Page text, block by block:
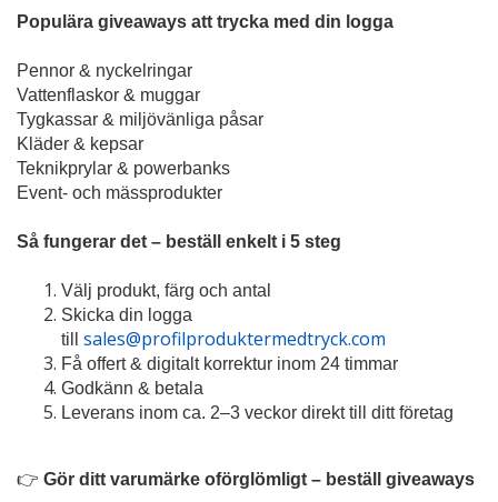
Populära giveaways att trycka med din logga
Pennor & nyckelringar
Vattenflaskor & muggar
Tygkassar & miljövänliga påsar
Kläder & kepsar
Teknikprylar & powerbanks
Event- och mässprodukter
Så fungerar det – beställ enkelt i 5 steg
Välj produkt, färg och antal
Skicka din logga
till sales@profilproduktermedtryck.com
Få offert & digitalt korrektur inom 24 timmar
Godkänn & betala
Leverans inom ca. 2–3 veckor direkt till ditt företag
👉 Gör ditt varumärke oförglömligt – beställ giveaways